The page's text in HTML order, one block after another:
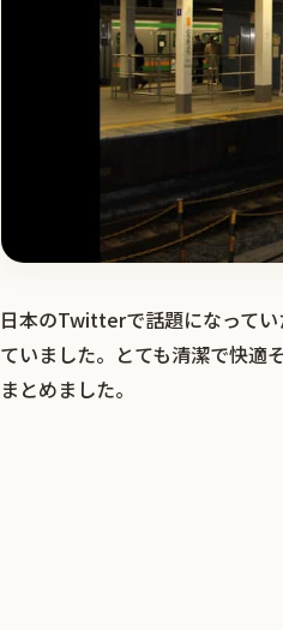
日本のTwitterで話題になって
ていました。とても清潔で快適
まとめました。